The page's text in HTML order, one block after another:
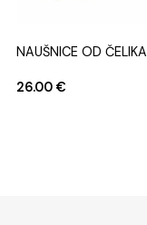
NAUŠNICE OD ČELIKA
26.00€